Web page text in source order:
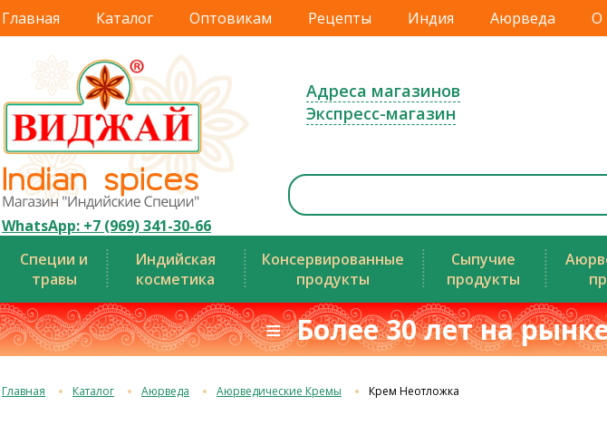
Главная Каталог Оптовикам Рецепты Индия Аюрведа О
WhatsApp: +7 (969) 341-30-66
Адреса магазинов
Экспресс-магазин
Специи и
травы
Индийская
косметика
Консервированные
продукты
Сыпучие
продукты
≡ Более 30 лет на
Главная Каталог Аюрведа Аюрведические Кремы Крем Неотложка